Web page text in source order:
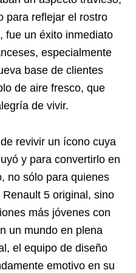
para reflejar el rostro
fue un éxito inmediato
especialmente
base de clientes
de aire fresco, que
de vivir.
revivir un ícono cuya
y para convertirlo en
no sólo para quienes
5 original, sino
más jóvenes con
un mundo en plena
el equipo de diseño
emotivo en su